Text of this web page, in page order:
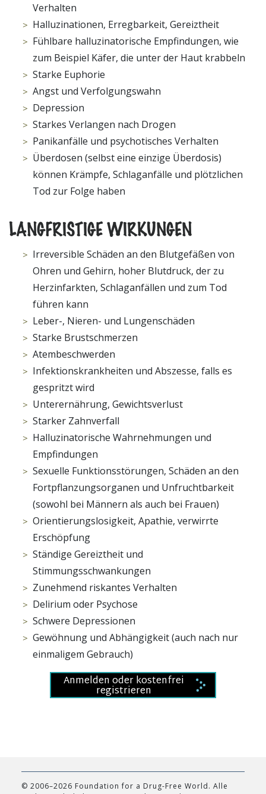
Verhalten
Halluzinationen, Erregbarkeit, Gereiztheit
Fühlbare halluzinatorische Empfindungen, wie
zum Beispiel Käfer, die unter der Haut krabbeln
Starke Euphorie
Angst und Verfolgungswahn
Depression
Starkes Verlangen nach Drogen
Panikanfälle und psychotisches Verhalten
Überdosen (selbst eine einzige Überdosis)
können Krämpfe, Schlaganfälle und plötzlichen
Tod zur Folge haben
LANGFRISTIGE WIRKUNGEN
Irreversible Schäden an den Blutgefäßen von
Ohren und Gehirn, hoher Blutdruck, der zu
Herzinfarkten, Schlaganfällen und zum Tod
führen kann
Leber-, Nieren- und Lungenschäden
Starke Brustschmerzen
Atembeschwerden
Infektionskrankheiten und Abszesse, falls es
gespritzt wird
Unterernährung, Gewichtsverlust
Starker Zahnverfall
Halluzinatorische Wahrnehmungen und
Empfindungen
Sexuelle Funktionsstörungen, Schäden an den
Fortpflanzungsorganen und Unfruchtbarkeit
(sowohl bei Männern als auch bei Frauen)
Orientierungslosigkeit, Apathie, verwirrte
Erschöpfung
Ständige Gereiztheit und
Stimmungsschwankungen
Zunehmend riskantes Verhalten
Delirium oder Psychose
Schwere Depressionen
Gewöhnung und Abhängigkeit (auch nach nur
einmaligem Gebrauch)
Anmelden oder kostenfrei
registrieren
© 2006–2026 Foundation for a Drug-Free World. Alle